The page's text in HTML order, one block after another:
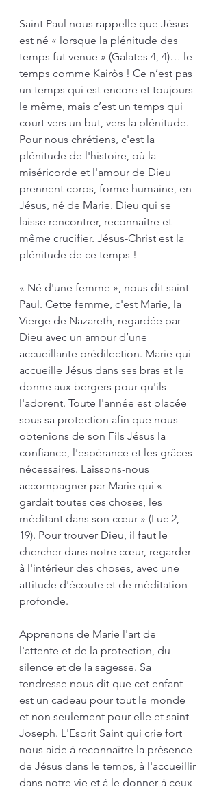
Saint Paul nous rappelle que Jésus
est né « lorsque la plénitude des
temps fut venue » (Galates 4, 4)… le
temps comme Kairòs ! Ce n’est pas
un temps qui est encore et toujours
le même, mais c’est un temps qui
court vers un but, vers la plénitude.
Pour nous chrétiens, c'est la
plénitude de l'histoire, où la
miséricorde et l'amour de Dieu
prennent corps, forme humaine, en
Jésus, né de Marie. Dieu qui se
laisse rencontrer, reconnaître et
même crucifier. Jésus-Christ est la
plénitude de ce temps !
« Né d'une femme », nous dit saint
Paul. Cette femme, c'est Marie, la
Vierge de Nazareth, regardée par
Dieu avec un amour d’une
accueillante prédilection. Marie qui
accueille Jésus dans ses bras et le
donne aux bergers pour qu'ils
l'adorent. Toute l'année est placée
sous sa protection afin que nous
obtenions de son Fils Jésus la
confiance, l'espérance et les grâces
nécessaires. Laissons-nous
accompagner par Marie qui «
gardait toutes ces choses, les
méditant dans son cœur » (Luc 2,
19). Pour trouver Dieu, il faut le
chercher dans notre cœur, regarder
à l'intérieur des choses, avec une
attitude d'écoute et de méditation
profonde.
Apprenons de Marie l'art de
l'attente et de la protection, du
silence et de la sagesse. Sa
tendresse nous dit que cet enfant
est un cadeau pour tout le monde
et non seulement pour elle et saint
Joseph. L'Esprit Saint qui crie fort
nous aide à reconnaître la présence
de Jésus dans le temps, à l'accueillir
dans notre vie et à le donner à ceux